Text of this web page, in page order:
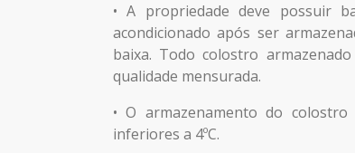
• A propriedade deve possuir
acondicionado após ser
baixa. Todo colostro
qualidade mensurada.
• O armazenamento do
inferiores a 4ºC.